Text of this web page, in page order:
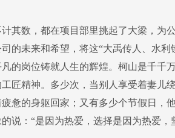
其数，都在项目部里挑起了大梁，为
的未来和希望，将这“大禹传人、水利
的岗位铸就人生的辉煌。柯山是千千
匠精神。多少次，当别人享受着妻儿
惫的身躯回家；又有多少个节假日，
说：“是因为热爱，选择是因为热爱，